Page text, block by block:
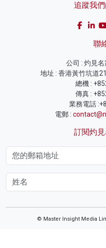
追蹤我
聯
公司 : 灼見
地址 : 香港黃竹坑道
總機 :
傳真 :
業務電話
電郵 :
訂閱灼
© Master Insight Media